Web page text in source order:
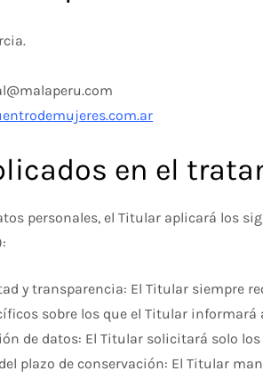
en el
personales, el Titular aplicará los
y transparencia: El Titular siempre
sobre los que el Titular
de datos: El Titular solicitará solo
plazo de conservación: El Titular